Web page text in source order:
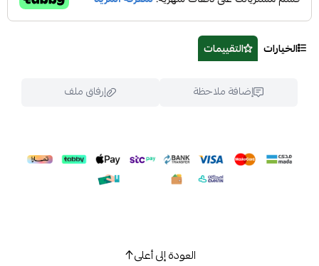
الخيارات التقييمات
إضافة ملاحظة إرفاق ملف
اسحب و افلت الملف هنا
استعراض
العودة إلى أعلى